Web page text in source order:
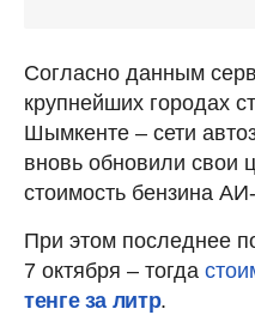
Согласно данным
крупнейших городах
Шымкенте – сети
вновь обновили свои
стоимость бензина
При этом последнее
7 октября – тогда
тенге за литр.